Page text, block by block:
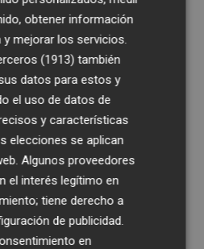
de competir
grandes, el consejero
ha reconocido que el
pero que
una dimensión
relación directa entre
Así, ha destacado
la "gestión rigurosa"
la visión estratégica,
el modelo de
de clientes.
obtener información
mejorar los servicios.
(1913) también
datos para estos y
el uso de datos de
y características
elecciones se aplican
Algunos proveedores
el interés legítimo en
tiene derecho a
de publicidad
en